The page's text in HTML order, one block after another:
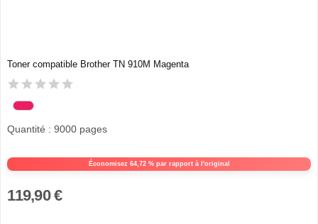
Toner compatible Brother TN 910M Magenta
Économisez 64,72 % par rapport à l'original
Quantité : 9000 pages
119,90 €